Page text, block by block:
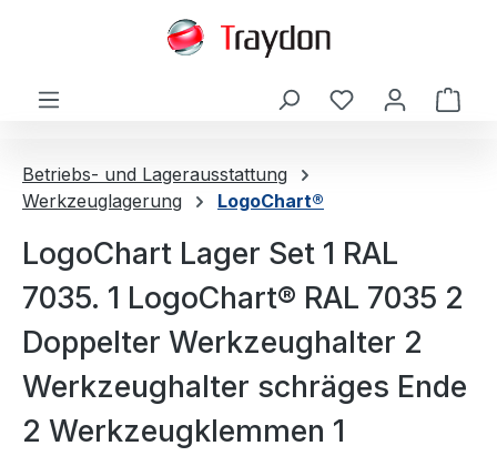
Betriebs- und Lagerausstattung
Werkzeuglagerung
LogoChart®
LogoChart Lager Set 1 RAL
7035. 1 LogoChart® RAL 7035 2
Doppelter Werkzeughalter 2
Werkzeughalter schräges Ende
2 Werkzeugklemmen 1